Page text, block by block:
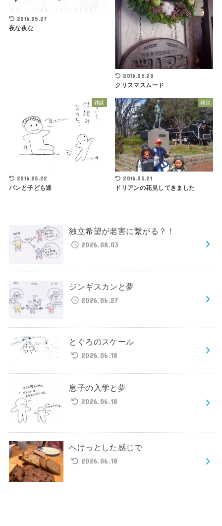
2016.05.27
夜な夜な
2016.05.20
クリスマスムード
雑談
2016.05.22
パンと子ども達
雑談
2016.05.21
ドリアンの花見してきました
独立希望が老害に繋がる？！
2026.08.03
ジンギスカンと夢
2026.06.27
とぐろのスケール
2026.06.18
息子の入学と夢
2026.06.18
へけっとした感じで
2026.06.18